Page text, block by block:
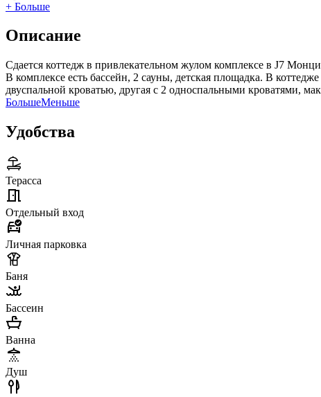
+ Больше
Описание
Сдается коттедж в привлекательном жулом комплексе в J7
В комплексе есть бассейн, 2 сауны, детская площадка. В
двуспальной кроватью, другая с 2 односпальными кроватями,
БольшеМеньше
Удобства
Терасса
Отдельный вход
Личная парковка
Баня
Бассеин
Ванна
Душ